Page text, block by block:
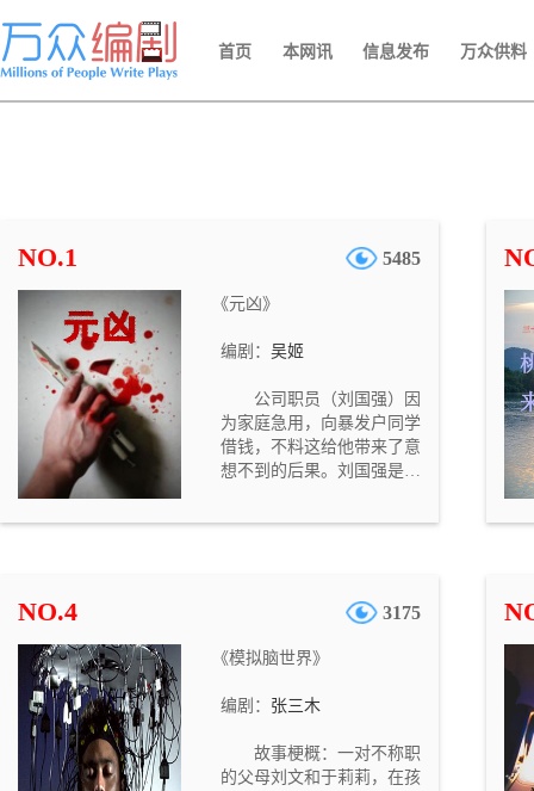
首页 本网讯 信息发布 万众供料
NO.1 5485
《元凶》
编剧： 吴姬
公司职员（刘国强）因
为家庭急用，向暴发户同学
借钱，不料这给他带来了意
想不到的后果。刘国强是一
子（郭艳）一向抱怨他没有
不爽。中学时，郭艳和马延
川一直暗恋着郭艳。刘国强
是因为父亲住院，需要大笔
自己平时很不喜欢的暴发户
同学（马延川）借钱。结
NO.4 3175
《模拟脑世界》
编剧： 张三木
故事梗概：一对不称职
的父母刘文和于莉莉，在孩